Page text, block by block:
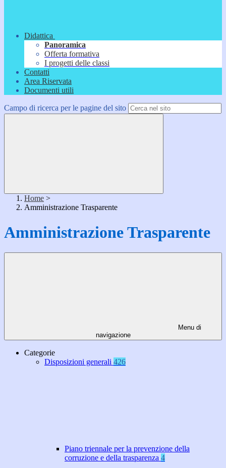
Didattica
Panoramica
Offerta formativa
I progetti delle classi
Contatti
Area Riservata
Documenti utili
Campo di ricerca per le pagine del sito
Home >
Amministrazione Trasparente
Amministrazione Trasparente
Menu di
navigazione
Categorie
Disposizioni generali 426
Piano triennale per la prevenzione della
corruzione e della trasparenza 4